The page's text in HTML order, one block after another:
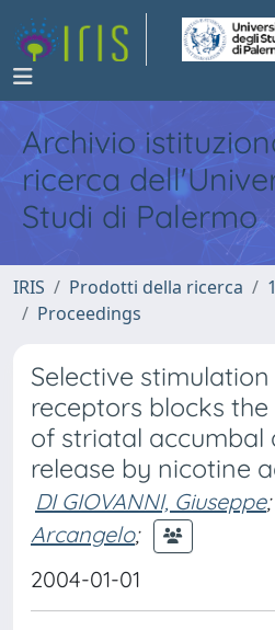
Archivio
ricerca
Studi di Palermo
IRIS Prodotti della ricerca
Proceedings
Selective
receptors blocks
of striatal accumbal
release by nicotine
DI GIOVANNI, Giuseppe;
Arcangelo;
2004-01-01